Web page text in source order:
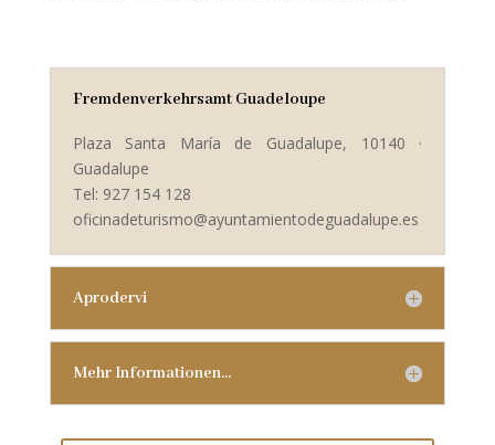
Fremdenverkehrsamt Guadeloupe
Plaza Santa María de Guadalupe, 10140 ·
Guadalupe
Tel: 927 154 128
oficinadeturismo@ayuntamientodeguadalupe.es
Aprodervi
Mehr Informationen...